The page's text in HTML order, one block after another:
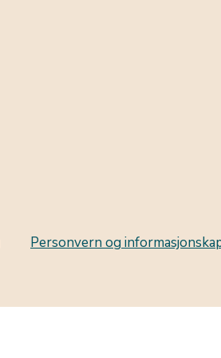
Personvern og